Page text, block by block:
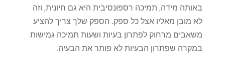
באותה מידה, תמיכה רספונסיבית היא גם חיונית, וזה
לא מובן מאליו אצל כל ספק. הספק שלך צריך להציע
משאבים מרחוק לפתרון בעיות ושעות תמיכה גמישות
במקרה שפתרון הבעיות לא פותר את הבעיה.